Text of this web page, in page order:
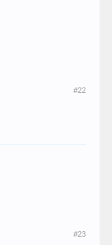
#22
#23